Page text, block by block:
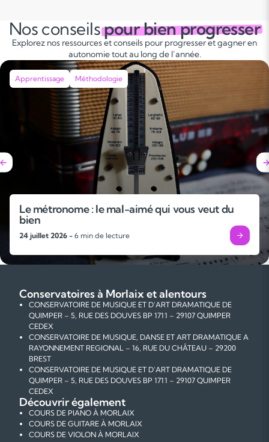
Nos conseilspour bien progresser
Explorez nos ressources et conseils pour progresser et gagner en
autonomie tout au long de l’année.
Apprentissage Méthodologie
Le métronome : le mal-aimé qui vous veut du
bien
24 juillet 2026 - 6 min de lecture
Conservatoires à Morlaix et alentours
CONSERVATOIRE DE MUSIQUE ET D'ART DRAMATIQUE DE
QUIMPER – 5, RUE DES DOUVES BP 1711 – 29107 QUIMPER
CEDEX
CONSERVATOIRE DE MUSIQUE, DANSE ET ART DRAMATIQUE A
RAYONNEMENT REGIONAL – 16, RUE DU CHÂTEAU – 29200
BREST
CONSERVATOIRE DE MUSIQUE ET D'ART DRAMATIQUE DE
QUIMPER – 5, RUE DES DOUVES BP 1711 – 29107 QUIMPER
CEDEX
Découvrir également
COURS DE PIANO À MORLAIX
COURS DE GUITARE À MORLAIX
COURS DE VIOLON À MORLAIX